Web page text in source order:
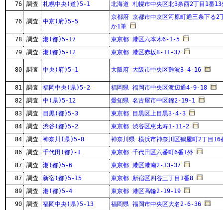
76
調査 札幌中央(道)5-1 北海道 札幌市中央区北3条西2丁目1番13
76 調査 中京(府)5-5
京都府 京都市中京区河原町通三条下る2
か1筆
78
調査 港(都)5-17
東京都 港区六本木6-1-5
79
調査 港(都)5-12 東京都 港区赤坂8-11-37
80 調査 中央(府)5-1 大阪府 大阪市中央区難波3-4-16
81 調査 福岡中央(県)5-2
福岡県 福岡市中央区渡辺通4-9-18
82
調査 中(県)5-12
愛知県 名古屋市中区錦2-19-1
83
調査 目黒(都)5-3
東京都 目黒区上目黒3-4-3
84
調査 渋谷(都)5-2
東京都 渋谷区恵比寿1-11-2
84
調査 神奈川(県)5-8
神奈川県 横浜市神奈川区鶴屋町2丁目16
86
調査 千代田(都)-1
東京都 千代田区六番町6番1外
87
調査 港(都)5-6
東京都 港区港南2-13-37
87
調査 新宿(都)5-15
東京都 新宿区四谷三丁目1番8
89
調査 港(都)5-4
東京都 港区高輪2-19-19
90
調査 福岡中央(県)5-13
福岡県 福岡市中央区大名2-6-36